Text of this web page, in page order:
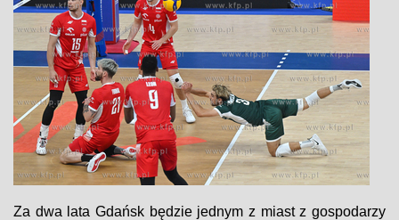
Za dwa lata Gdańsk będzie jednym z miast z gospodarzy